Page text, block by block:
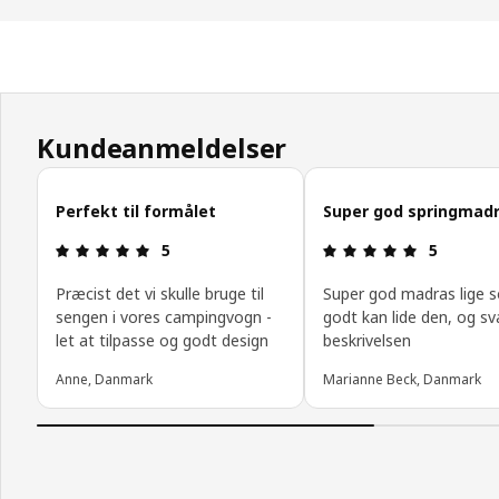
Kundeanmeldelser
Spring kundeanmeldelser over
Perfekt til formålet
Anmeldelse: 5 Ud af 5 Stjerner.
5
Præcist det vi skulle bruge til
sengen i vores campingvogn -
let at tilpasse og godt design
Anne, Danmark
Super god
5
Super god madras lige
godt kan lide den, og
beskrivelsen
Marianne Beck, Danmark